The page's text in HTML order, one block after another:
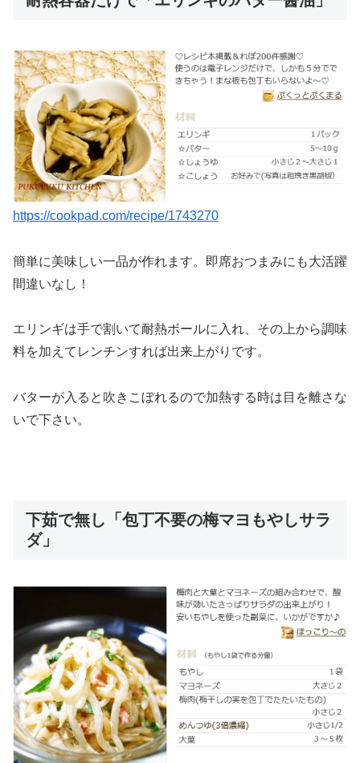
https://cookpad.com/recipe/1743270
簡単に美味しい一品が作れます。即席おつまみにも大活躍
間違いなし！
エリンギは手で割いて耐熱ボールに入れ、その上から調味
料を加えてレンチンすれば出来上がりです。
バターが入ると吹きこぼれるので加熱する時は目を離さな
いで下さい。
下茹で無し「包丁不要の梅マヨもやしサラ
ダ」